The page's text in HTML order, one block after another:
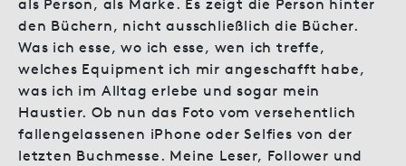
als Person, als Marke. Es zeigt die Person hinter
den Büchern, nicht ausschließlich die Bücher.
Was ich esse, wo ich esse, wen ich treffe,
welches Equipment ich mir angeschafft habe,
was ich im Alltag erlebe und sogar mein
Haustier. Ob nun das Foto vom versehentlich
fallengelassenen iPhone oder Selfies von der
letzten Buchmesse. Meine Leser, Follower und